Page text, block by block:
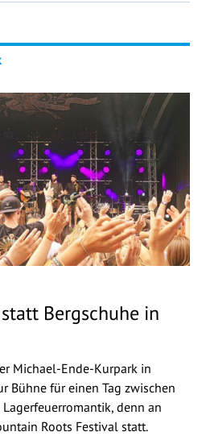
Bergschuhe in
Michael-Ende-Kurpark in
Bühne für einen Tag zwischen
denn an
Roots Festival statt.